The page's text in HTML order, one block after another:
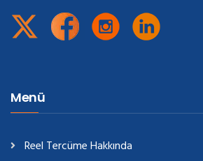
Menü
Reel Tercüme Hakkında